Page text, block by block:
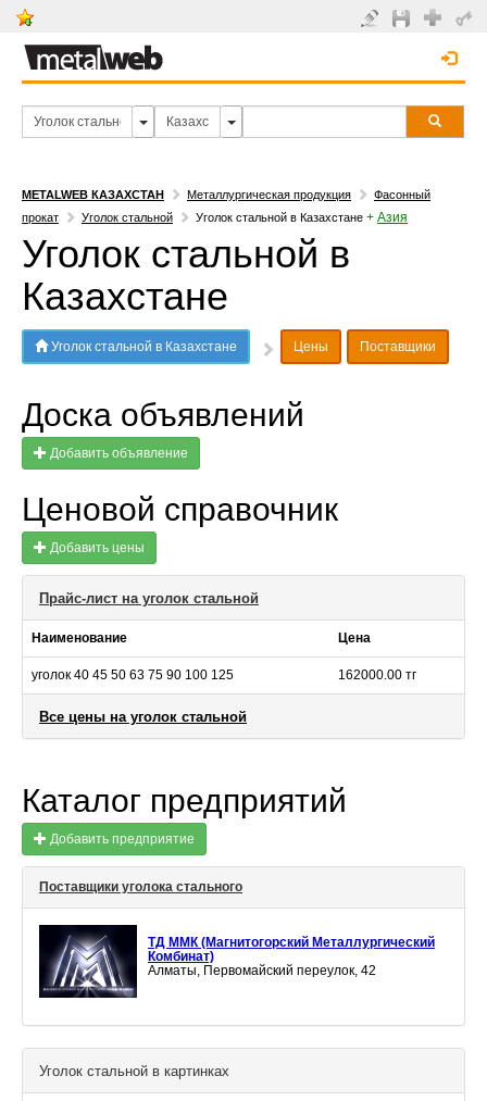
METALWEB КАЗАХСТАН Металлургическая продукция
Фасонный
прокат
Уголок стальной Уголок стальной в Казахстане + Азия
Уголок стальной в
Казахстане
Уголок стальной в Казахстане Цены Поставщики
Доска объявлений
Добавить объявление
Ценовой справочник
Добавить цены
Прайс-лист на уголок стальной
Наименование Цена
уголок 40 45 50 63 75 90 100 125 162000.00 тг
Все цены на уголок стальной
Каталог предприятий
Добавить предприятие
Поставщики уголока стального
ТД ММК (Магнитогорский Металлургический
Комбинат)
Алматы, Первомайский переулок, 42
Уголок стальной в картинках